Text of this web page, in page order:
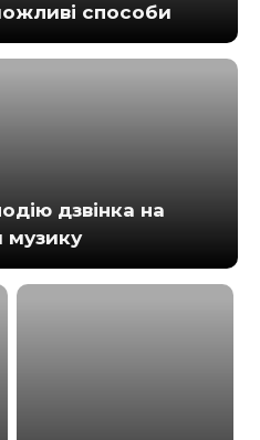
способи
дзвінка на
музику